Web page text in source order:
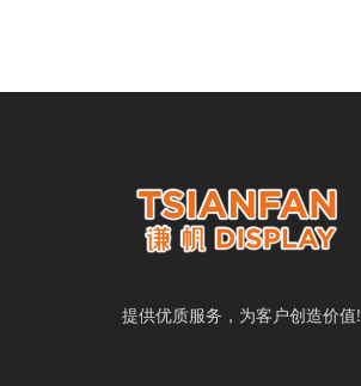
提供优质服务，为客户创造价值!